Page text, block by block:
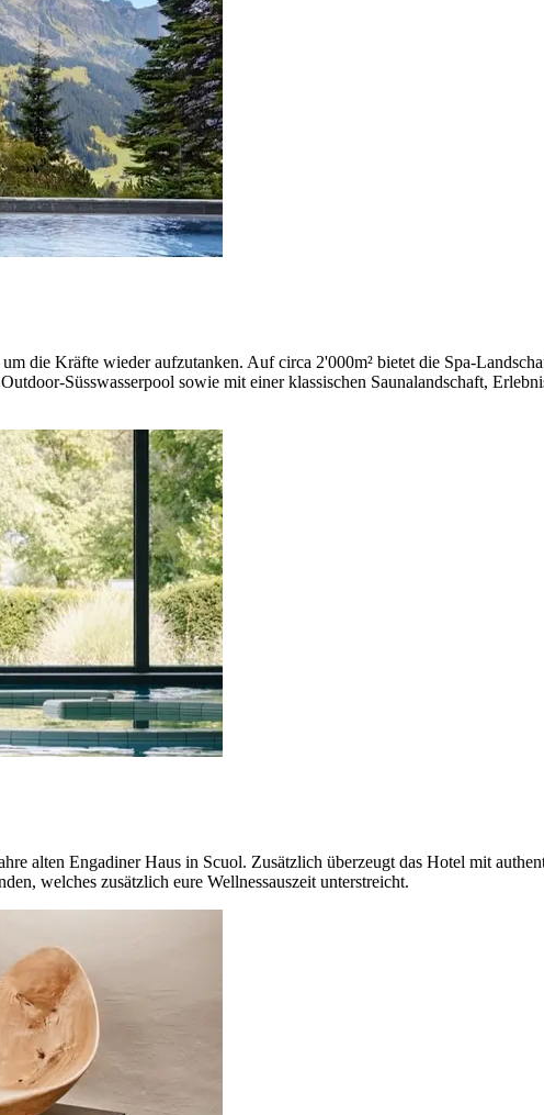
die Kräfte wieder aufzutanken. Auf circa 2'000m² bietet die Spa-
Süsswasserpool sowie mit einer klassischen Saunalandschaft,
alten Engadiner Haus in Scuol. Zusätzlich überzeugt das Hotel mit
welches zusätzlich eure Wellnessauszeit unterstreicht.